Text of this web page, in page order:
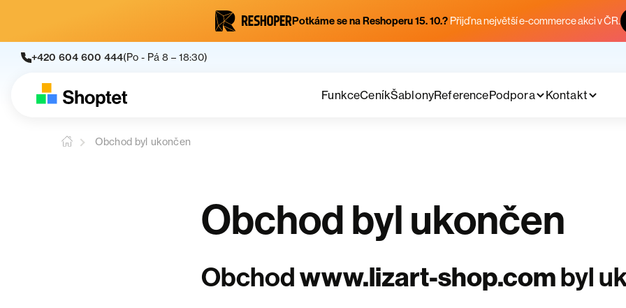
Potkáme se na Reshoperu 15. 10.? Přijď na největší e-commerce akci v ČR.
+420 604 600 444(Po - Pá 8 – 18:30)
FunkceCeníkŠablonyReferencePodpora Kontakt
Obchod byl ukončen
Obchod byl ukončen
Obchodwww.lizart-shop.combyl